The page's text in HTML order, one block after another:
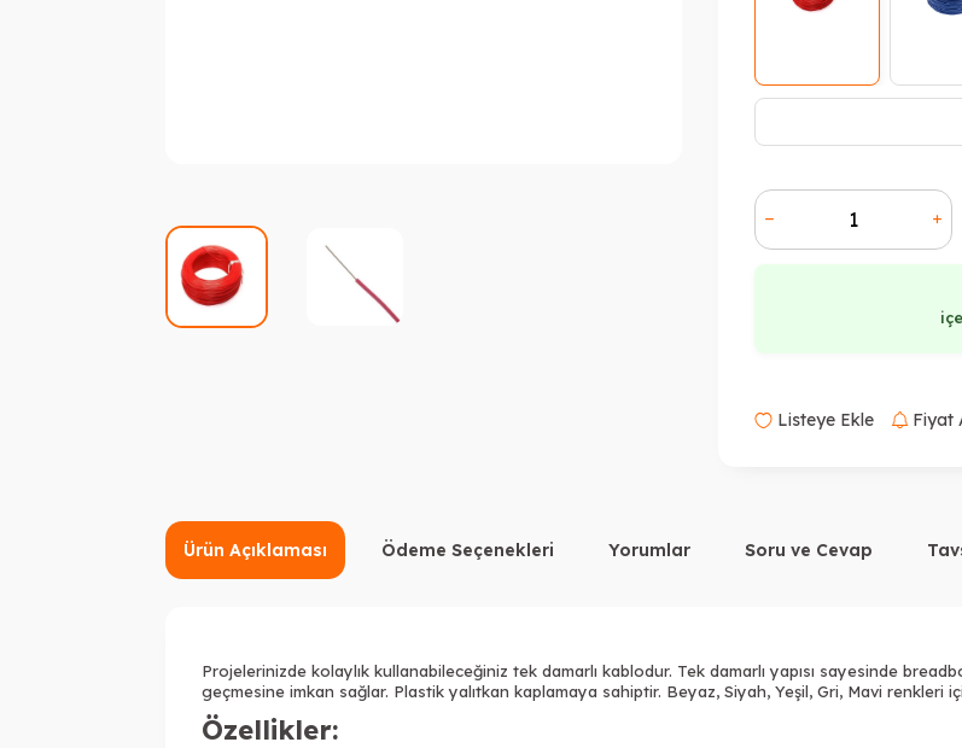
Listeye Ekle Fiyat
Ürün Açıklaması Ödeme Seçenekleri Yorumlar Soru ve Cevap
Projelerinizde kolaylık kullanabileceğiniz tek damarlı kablodur. Tek damarlı yapısı sayesinde
geçmesine imkan sağlar. Plastik yalıtkan kaplamaya sahiptir. Beyaz, Siyah, Yeşil, Gri, Mavi renkleri
Özellikler: